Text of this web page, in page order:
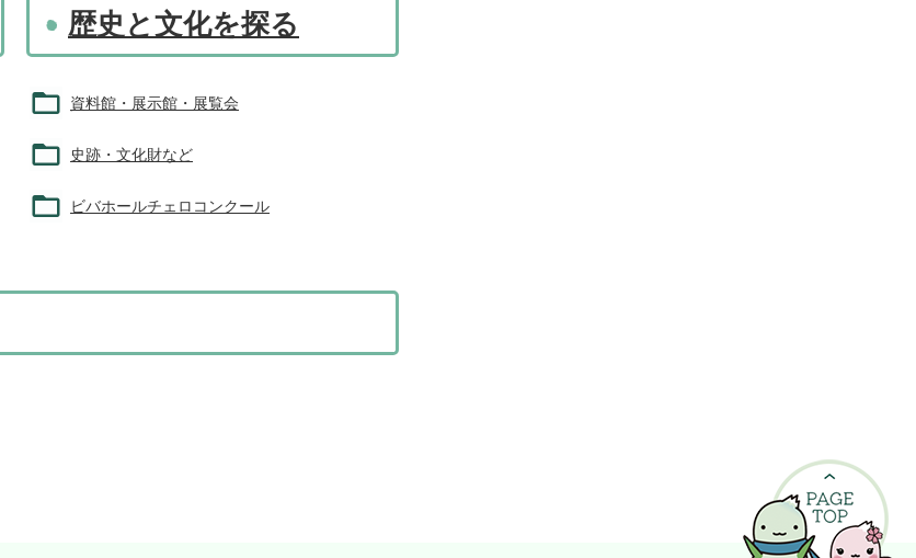
歴史と文化を探る
資料館・展示館・展覧会
史跡・文化財など
ビバホールチェロコンクール